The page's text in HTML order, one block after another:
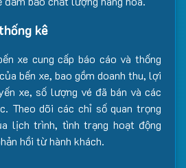
kê
xe cung cấp báo cáo và thống
bến xe, bao gồm doanh thu, lợi
xe, số lượng vé đã bán và các
Theo dõi các chỉ số quan trọng
lịch trình, tình trạng hoạt động
hồi từ hành khách.